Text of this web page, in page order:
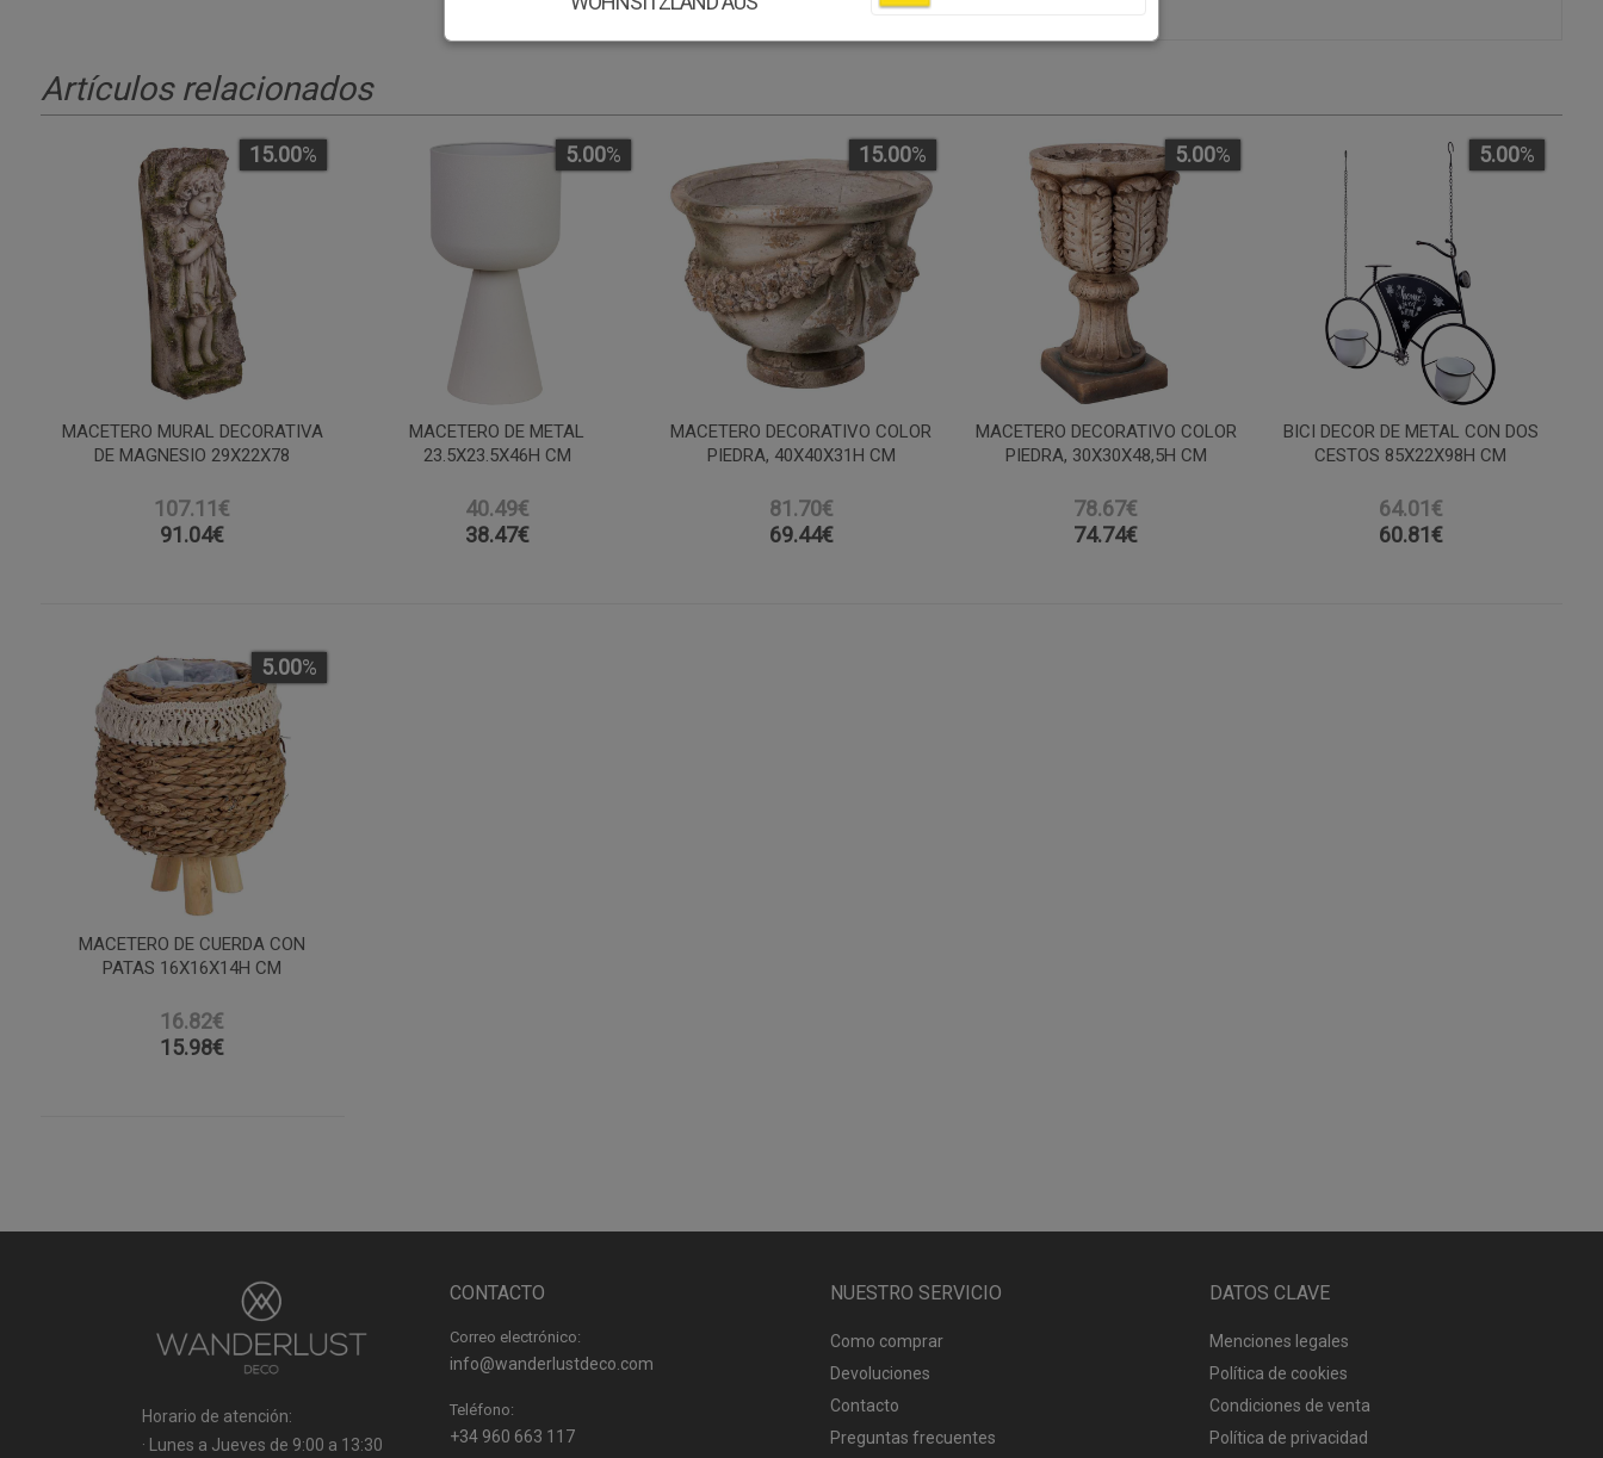
Artículos relacionados
MACETERO MURAL DECORATIVA
DE MAGNESIO 29X22X78
107.11€
15.00%
91.04€
MACETERO DE METAL
23.5X23.5X46H CM
40.49€
5.00%
38.47€
MACETERO DECORATIVO COLOR
PIEDRA, 40X40X31H CM
81.70€
15.00%
69.44€
MACETERO DECORATIVO COLOR
PIEDRA, 30X30X48,5H CM
78.67€
5.00%
74.74€
BICI DECOR DE METAL CON DOS
CESTOS 85X22X98H CM
64.01€
5.00%
60.81€
MACETERO DE CUERDA CON
PATAS 16X16X14H CM
16.82€
5.00%
15.98€
Horario de atención:
· Lunes a Jueves de 9:00 a 13:30
CONTACTO
Correo electrónico:
info@wanderlustdeco.com
Teléfono:
+34 960 663 117
NUESTRO SERVICIO
Como comprar
Devoluciones
Contacto
Preguntas frecuentes
DATOS CLAVE
Menciones legales
Política de cookies
Condiciones de venta
Política de privacidad